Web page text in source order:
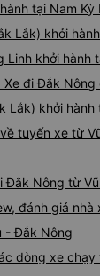
tại Nam
Lắk) khởi
Linh khởi hành
Xe đi Đắk
Lắk) khởi
tuyến xe từ
Đắk Nông từ
đánh giá
- Đắk Nông
dòng xe